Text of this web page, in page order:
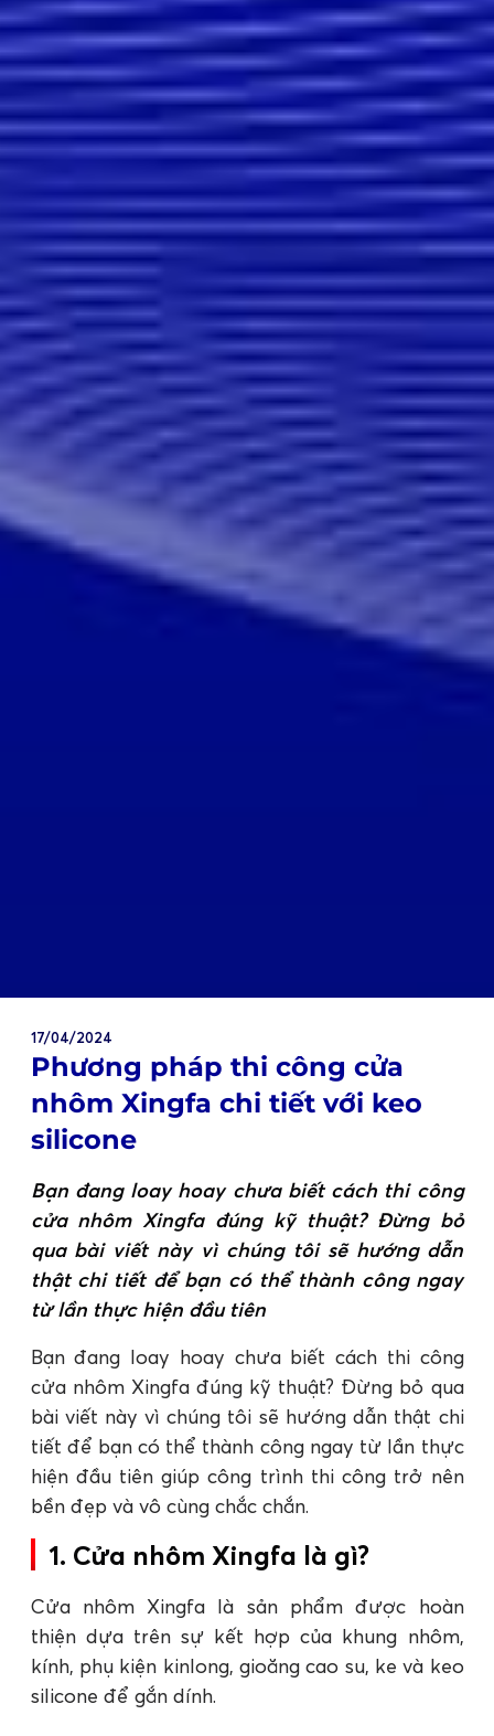
17/04/2024
Phương pháp thi công cửa
nhôm Xingfa chi tiết với keo
silicone
Bạn đang loay hoay chưa biết cách thi công
cửa nhôm Xingfa đúng kỹ thuật? Đừng bỏ
qua bài viết này vì chúng tôi sẽ hướng dẫn
thật chi tiết để bạn có thể thành công ngay
từ lần thực hiện đầu tiên
Bạn đang loay hoay chưa biết cách thi công
cửa nhôm Xingfa đúng kỹ thuật? Đừng bỏ qua
bài viết này vì chúng tôi sẽ hướng dẫn thật chi
tiết để bạn có thể thành công ngay từ lần thực
hiện đầu tiên giúp công trình thi công trở nên
bền đẹp và vô cùng chắc chắn.
1. Cửa nhôm Xingfa là gì?
Cửa nhôm Xingfa là sản phẩm được hoàn
thiện dựa trên sự kết hợp của khung nhôm,
kính, phụ kiện kinlong, gioăng cao su, ke và keo
silicone để gắn dính.